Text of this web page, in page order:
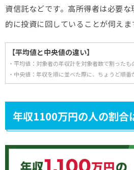
資信託などです。高所得者は必要
的に投資に回していることが伺えま
【平均値と中央値の違い】
・平均値：対象者の年収計を対象者数で割ったも
・中央値：年収を順に並べた際に、ちょうど順
年収1100万円の人の割合